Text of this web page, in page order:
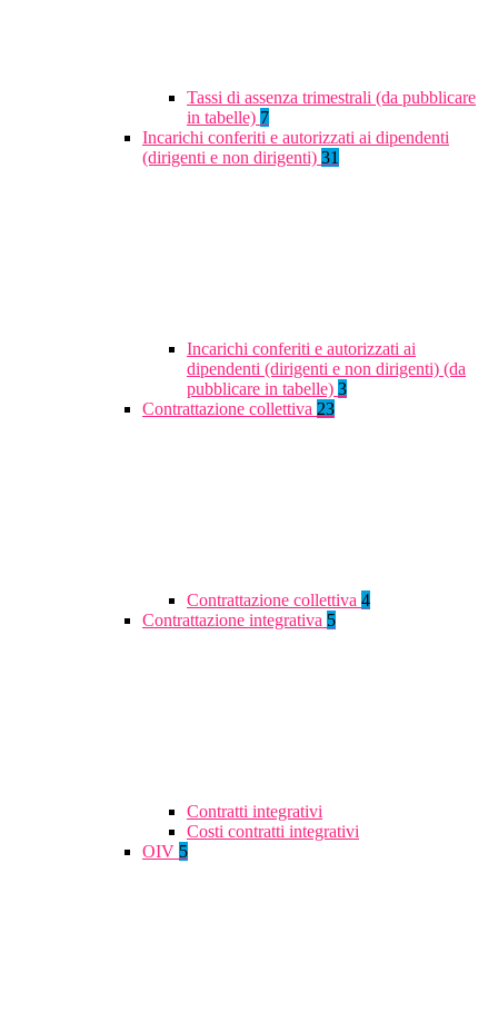
Tassi di assenza trimestrali (da pubblicare
in tabelle) 7
Incarichi conferiti e autorizzati ai dipendenti
(dirigenti e non dirigenti) 31
Incarichi conferiti e autorizzati ai
dipendenti (dirigenti e non dirigenti) (da
pubblicare in tabelle) 3
Contrattazione collettiva 23
Contrattazione collettiva 4
Contrattazione integrativa 5
Contratti integrativi
Costi contratti integrativi
OIV 5